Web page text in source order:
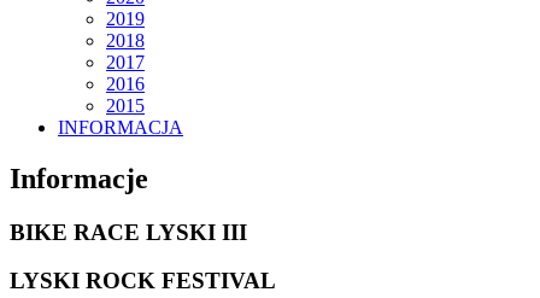
2019
2018
2017
2016
2015
INFORMACJA
Informacje
BIKE RACE LYSKI III
LYSKI ROCK FESTIVAL